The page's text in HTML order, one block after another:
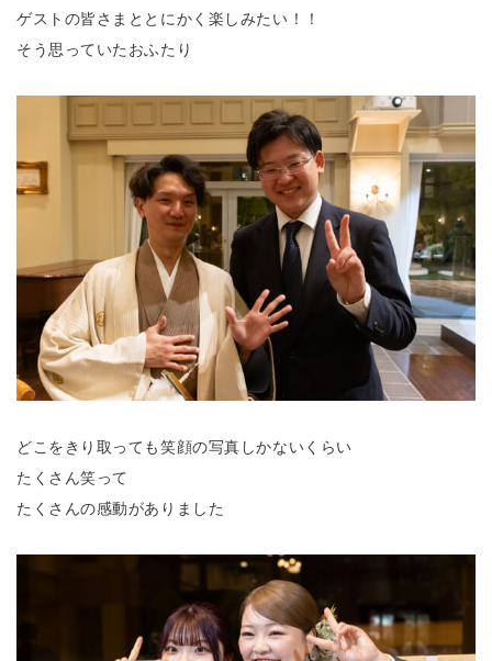
ゲストの皆さまととにかく楽しみたい！！
そう思っていたおふたり
どこをきり取っても笑顔の写真しかないくらい
たくさん笑って
たくさんの感動がありました